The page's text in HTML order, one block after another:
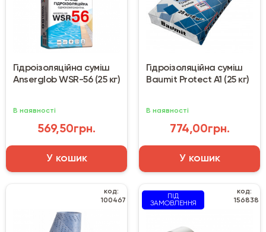
Гідроізоляційна суміш
Anserglob WSR-56 (25 кг)
В наявності
569,50грн.
У кошик
Гідроізоляційна суміш
Baumit Protect A1 (25 кг)
В наявності
774,00грн.
У кошик
код:
100467
ПІД
ЗАМОВЛЕННЯ
код:
156838